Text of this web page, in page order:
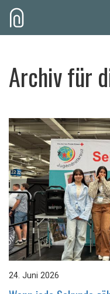
Archiv für
24. Juni 2026